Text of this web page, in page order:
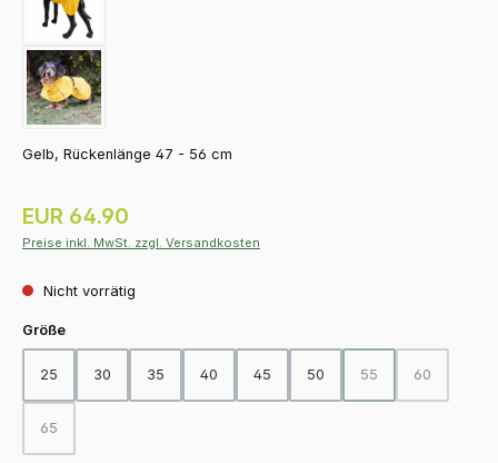
Gelb, Rückenlänge 47 - 56 cm
Regulärer Preis:
EUR 64.90
Preise inkl. MwSt. zzgl. Versandkosten
Nicht vorrätig
Größeauswählen
25 30 35 40 45 50 55
(Diese Option ist
60
(Diese
65
(Diese Option ist zurzeit nicht verfügbar.)